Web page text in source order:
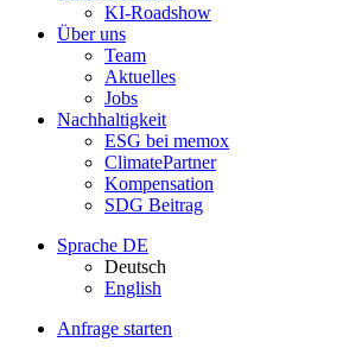
KI-Roadshow
Über uns
Team
Aktuelles
Jobs
Nachhaltigkeit
ESG bei memox
ClimatePartner
Kompensation
SDG Beitrag
Sprache DE
Deutsch
English
Anfrage starten